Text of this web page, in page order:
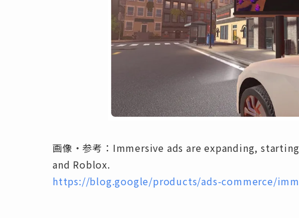
画像・参考：Immersive ads are expanding,
and Roblox.
https://blog.google/products/ads-commerce/